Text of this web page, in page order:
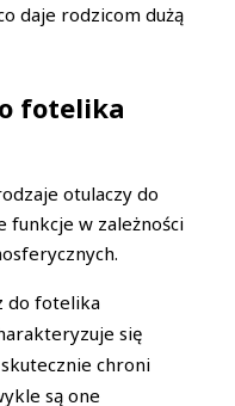
daje rodzicom dużą
fotelika
otulaczy do
funkcje w zależności
do fotelika
się
chroni
są one